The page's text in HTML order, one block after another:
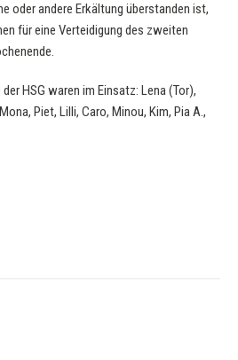
oder andere Erkältung überstanden ist,
für eine Verteidigung des zweiten
HSG waren im Einsatz: Lena (Tor),
Piet, Lilli, Caro, Minou, Kim, Pia A.,